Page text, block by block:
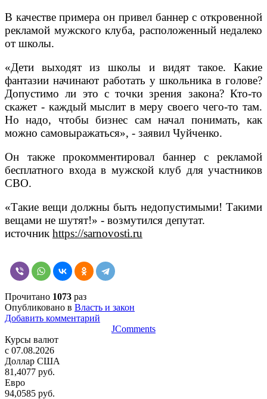
В качестве примера он привел баннер с откровенной
рекламой мужского клуба, расположенный недалеко
от школы.
«Дети выходят из школы и видят такое. Какие
фантазии начинают работать у школьника в голове?
Допустимо ли это с точки зрения закона? Кто-то
скажет - каждый мыслит в меру своего чего-то там.
Но надо, чтобы бизнес сам начал понимать, как
можно самовыражаться», - заявил Чуйченко.
Он также прокомментировал баннер с рекламой
бесплатного входа в мужской клуб для участников
СВО.
«Такие вещи должны быть недопустимыми! Такими
вещами не шутят!» - возмутился депутат.
источник https://sarnovosti.ru
Прочитано 1073 раз
Опубликовано в Власть и закон
Добавить комментарий
JComments
Курсы валют
c 07.08.2026
Доллар США
81,4077 руб.
Евро
94,0585 руб.